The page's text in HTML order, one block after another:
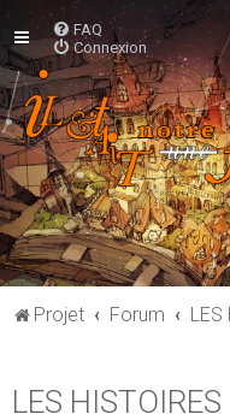
FAQ
Connexion
Projet Forum LES
LES HISTOIRES